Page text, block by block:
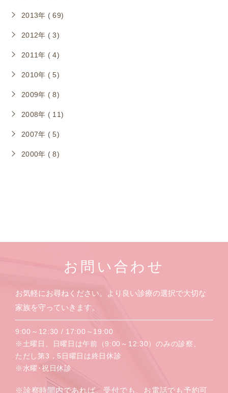
2013年 ( 69)
2012年 ( 3)
2011年 ( 4)
2010年 ( 5)
2009年 ( 8)
2008年 ( 11)
2007年 ( 5)
2000年 ( 8)
お問い合わせ
お気軽にお尋ねください。より良い診療の選択で大切な
家族を守っていきます。
9:00～12:30 / 17:00～19:00
※土曜日、日曜日は午前（9:00～12:30）のみの診察、
ただし第3，5日曜日は終日休診
※水曜･祝日休診
※診察時間内であれば、受付でも、お電話でも予約可